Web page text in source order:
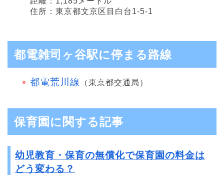
住所：東京都文京区目白台1-5-1
都電雑司ヶ谷駅に停まる路線
都電荒川線 （東京都交通局）
保育園に関する記事
幼児教育・保育の無償化で保育園の料金は
どう変わる？